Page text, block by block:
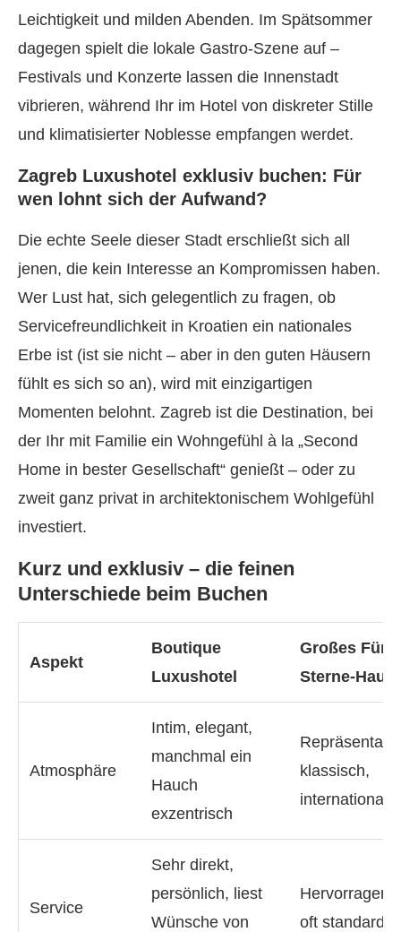
Leichtigkeit und milden Abenden. Im Spätsommer
dagegen spielt die lokale Gastro-Szene auf –
Festivals und Konzerte lassen die Innenstadt
vibrieren, während Ihr im Hotel von diskreter Stille
und klimatisierter Noblesse empfangen werdet.
Zagreb Luxushotel exklusiv buchen: Für
wen lohnt sich der Aufwand?
Die echte Seele dieser Stadt erschließt sich all
jenen, die kein Interesse an Kompromissen haben.
Wer Lust hat, sich gelegentlich zu fragen, ob
Servicefreundlichkeit in Kroatien ein nationales
Erbe ist (ist sie nicht – aber in den guten Häusern
fühlt es sich so an), wird mit einzigartigen
Momenten belohnt. Zagreb ist die Destination, bei
der Ihr mit Familie ein Wohngefühl à la „Second
Home in bester Gesellschaft“ genießt – oder zu
zweit ganz privat in architektonischem Wohlgefühl
investiert.
Kurz und exklusiv – die feinen
Unterschiede beim Buchen
Aspekt
Boutique
Luxushotel
Großes Fünf-
Sterne-Haus
Atmosphäre
Intim, elegant,
manchmal ein
Hauch
exzentrisch
klassisch,
Service
Sehr direkt,
persönlich, liest
Wünsche von
oft